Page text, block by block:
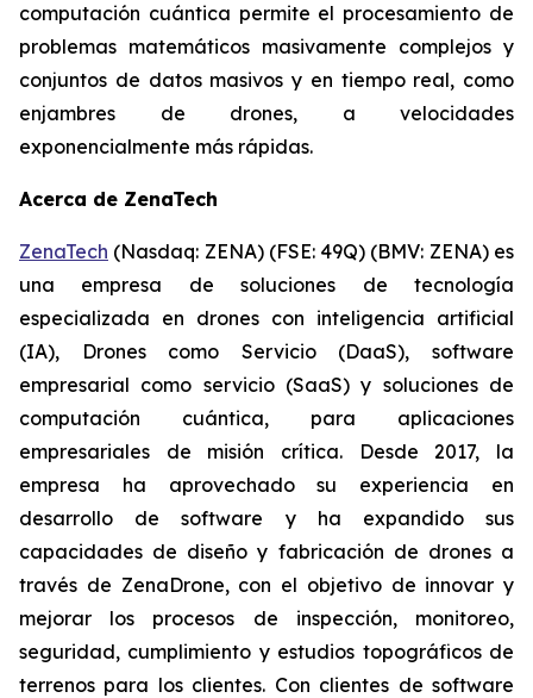
computación cuántica permite el procesamiento de
problemas matemáticos masivamente complejos y
conjuntos de datos masivos y en tiempo real, como
enjambres de drones, a velocidades
exponencialmente más rápidas.
Acerca de ZenaTech
ZenaTech (Nasdaq: ZENA) (FSE: 49Q) (BMV: ZENA) es
una empresa de soluciones de tecnología
especializada en drones con inteligencia artificial
(IA), Drones como Servicio (DaaS), software
empresarial como servicio (SaaS) y soluciones de
computación cuántica, para aplicaciones
empresariales de misión crítica. Desde 2017, la
empresa ha aprovechado su experiencia en
desarrollo de software y ha expandido sus
capacidades de diseño y fabricación de drones a
través de ZenaDrone, con el objetivo de innovar y
mejorar los procesos de inspección, monitoreo,
seguridad, cumplimiento y estudios topográficos de
terrenos para los clientes. Con clientes de software